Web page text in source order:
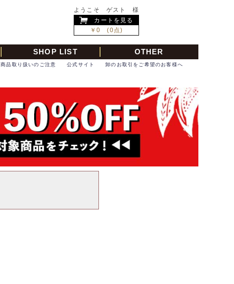
ようこそ ゲスト 様
カートを見る
￥0 (0点)
SHOP LIST OTHER
卸のお取引をご希望のお客様へ
公式サイト
商品取り扱いのご注意